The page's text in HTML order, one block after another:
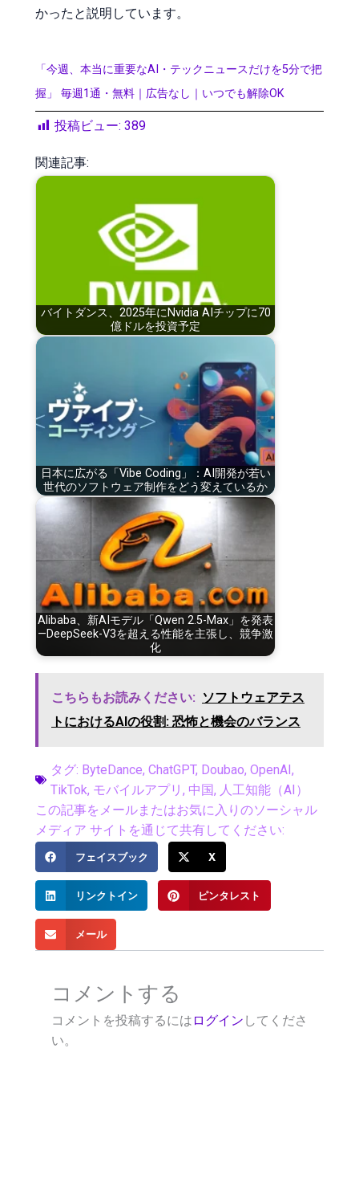
かったと説明しています。
「今週、本当に重要なAI・テックニュースだけを5分で把
握」 毎週1通・無料｜広告なし｜いつでも解除OK
投稿ビュー: 389
関連記事:
バイトダンス、2025年にNvidia AIチップに70
億ドルを投資予定
日本に広がる「Vibe Coding」：AI開発が若い
世代のソフトウェア制作をどう変えているか
Alibaba、新AIモデル「Qwen 2.5-Max」を発表
—DeepSeek-V3を超える性能を主張し、競争激
化
こちらもお読みください: ソフトウェアテス
トにおけるAIの役割: 恐怖と機会のバランス
タグ: ByteDance, ChatGPT, Doubao, OpenAI,
TikTok, モバイルアプリ , 中国, 人工知能（AI）
この記事をメールまたはお気に入りのソーシャル
メディア サイトを通じて共有してください:
フェイスブック X
リンクトイン ピンタレスト
メール
コメントする
コメントを投稿するには ログイン してくださ
い。